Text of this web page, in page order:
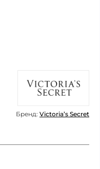
Бренд: Victoria’s Secret